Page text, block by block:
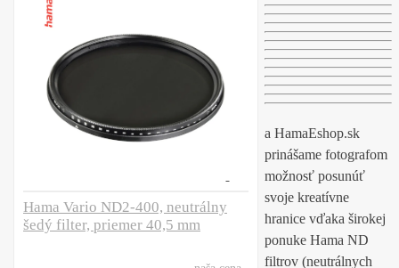
Hama Vario ND2-400, neutrálny
šedý filter, priemer 40,5 mm
a HamaEshop.sk
prinášame fotografom
možnosť posunúť
svoje kreatívne
hranice vďaka širokej
ponuke Hama ND
filtrov (neutrálnych